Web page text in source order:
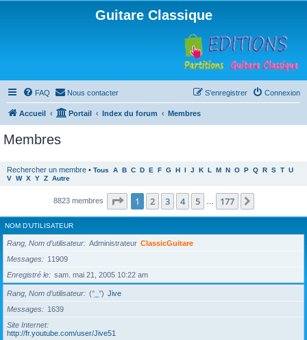
Guitare Classique
FAQ Nous contacter Connexion
S’enregistrer
Accueil Portail Index du forum Membres
Membres
Rechercher un membre • Tous A B C D E F G H I J K L M N O P Q R S T U
V W X Y Z Autre
8823 membres Page 1sur177
1 2 3 4 5 177
NOM D’UTILISATEUR
Rang, Nom d’utilisateur Administrateur ClassicGuitare
Messages
11909
Enregistré le
sam. mai 21, 2005 10:22 am
Rang, Nom d’utilisateur (°_°) Jive
Messages
1639
Site Internet
http://fr.youtube.com/user/Jive51